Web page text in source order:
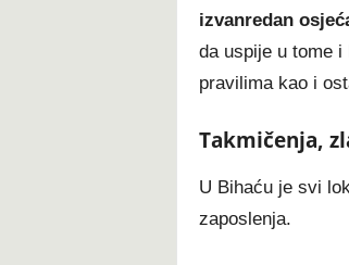
izvanredan
da uspije u tome
pravilima kao i
Takmičenja,
U Bihaću je svi
zaposlenja.